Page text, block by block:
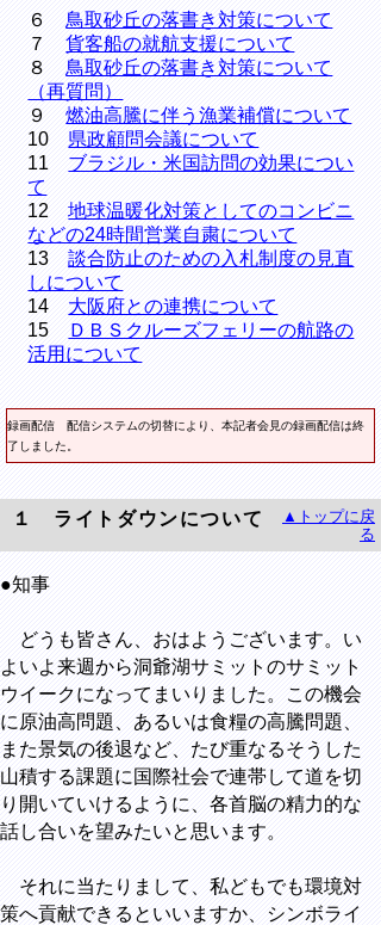
６ 鳥取砂丘の落書き対策について
７貨客船の就航支援について
８ 鳥取砂丘の落書き対策について
（再質問）
９燃油高騰に伴う漁業補償について
10 県政顧問会議について
11 ブラジル・米国訪問の効果につい
て
12地球温暖化対策としてのコンビニ
などの24時間営業自粛について
13談合防止のための入札制度の見直
しについて
14 大阪府との連携について
15
ＤＢＳクルーズフェリーの航路の
活用について
録画配信 配信システムの切替により、本記者会見の録画配信は終
了しました。
１ ライトダウンについて
▲トップに戻
る
●知事
どうも皆さん、おはようございます。い
よいよ来週から洞爺湖サミットのサミット
ウイークになってまいりました。この機会
に原油高問題、あるいは食糧の高騰問題、
また景気の後退など、たび重なるそうした
山積する課題に国際社会で連帯して道を切
り開いていけるように、各首脳の精力的な
話し合いを望みたいと思います。
それに当たりまして、私どもでも環境対
策へ貢献できるといいますか、シンボライ